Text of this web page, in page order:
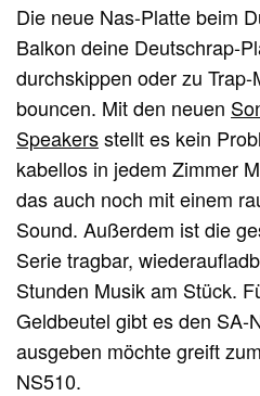
Die neue Nas-Platte beim
Balkon deine Deutschrap-
durchskippen oder zu
bouncen. Mit den neuen
Speakersstellt es kein
kabellos in jedem Zimmer
das auch noch mit einem
Sound. Außerdem ist die
Serie tragbar,
Stunden Musik am Stück.
Geldbeutel gibt es den SA-
ausgeben möchte greift
NS510.